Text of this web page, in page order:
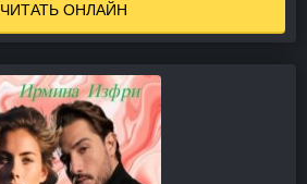
ЧИТАТЬ ОНЛАЙН